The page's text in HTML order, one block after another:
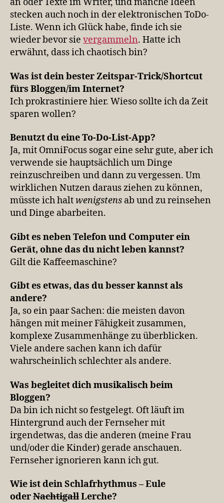
stecken auch noch in der elektronischen ToDo-
Liste. Wenn ich Glück habe, finde ich sie
wieder bevor sie vergammeln. Hatte ich
erwähnt, dass ich chaotisch bin?
Was ist dein bes­ter Zeitspar-Trick/Shortcut
fürs Bloggen/im Internet?
Ich prokrastiniere hier. Wieso sollte ich da Zeit
sparen wollen?
Benutzt du eine To-Do-List-App?
Ja, mit OmniFocus sogar eine sehr gute, aber ich
verwende sie hauptsächlich um Dinge
reinzuschreiben und dann zu vergessen. Um
wirklichen Nutzen daraus ziehen zu können,
müsste ich haltwenigstens ab und zu reinsehen
und Dinge abarbeiten.
Gibt es neben Tele­fon und Com­pu­ter ein
Gerät, ohne das du nicht leben kannst?
Gilt die Kaffeemaschine?
Gibt es etwas, das du bes­ser kannst als
andere?
Ja, so ein paar Sachen: die meisten davon
hängen mit meiner Fähigkeit zusammen,
komplexe Zusammenhänge zu überblicken.
Viele andere sachen kann ich dafür
wahrscheinlich schlechter als andere.
Was beglei­tet dich musi­ka­lisch beim
Bloggen?
Da bin ich nicht so festgelegt. Oft läuft im
Hintergrund auch der Fernseher mit
irgendetwas, das die anderen (meine Frau
und/oder die Kinder) gerade anschauen.
Fernseher ignorieren kann ich gut.
Wie ist dein Schlafrhyth­mus – Eule
oderNach­ti­gallLerche?